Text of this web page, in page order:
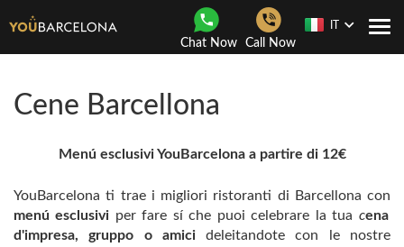
Chat Now Call Now
Cene Barcellona
Menú esclusivi YouBarcelona a partire di 12€
YouBarcelona ti trae i migliori ristoranti di Barcellona con
menú esclusivi per fare sí che puoi celebrare la tua cena
d'impresa, gruppo o amicideleitandote con le nostre